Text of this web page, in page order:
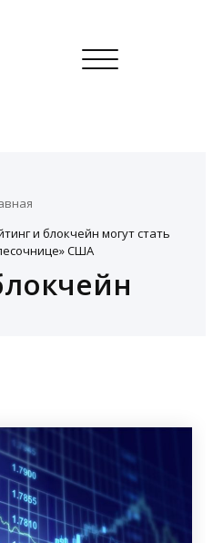
Toggle
navigation
и блокчейн могут стать
США